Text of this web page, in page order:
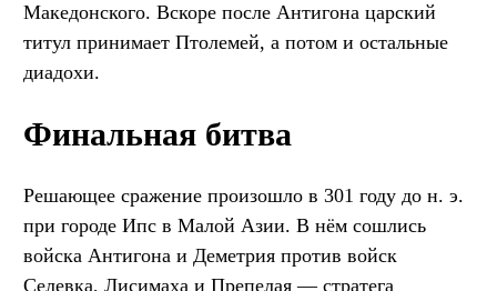
Македонского. Вскоре после Антигона царский
титул принимает Птолемей, а потом и остальные
диадохи.
Финальная битва
Решающее сражение произошло в 301 году до н. э.
при городе Ипс в Малой Азии. В нём сошлись
войска Антигона и Деметрия против войск
Селевка, Лисимаха и Препелая — стратега